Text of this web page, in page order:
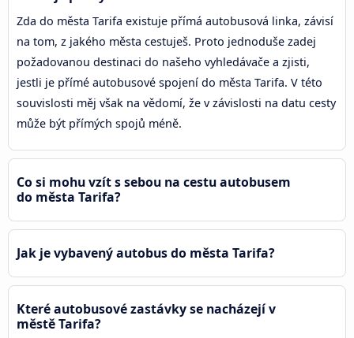
Zda do města Tarifa existuje přímá autobusová linka, závisí
na tom, z jakého města cestuješ. Proto jednoduše zadej
požadovanou destinaci do našeho vyhledávače a zjisti,
jestli je přímé autobusové spojení do města Tarifa. V této
souvislosti měj však na vědomí, že v závislosti na datu cesty
může být přímých spojů méně.
Co si mohu vzít s sebou na cestu autobusem
do města Tarifa?
Jak je vybavený autobus do města Tarifa?
Které autobusové zastávky se nacházejí v
městě Tarifa?